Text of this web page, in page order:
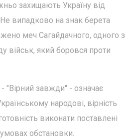
захищають Україну від
Не випадково на знак берета
меч Сагайдачного, одного з
військ, який боровся проти
- "Вірний завжди" - означає
народові, вірність
виконати поставлені
обстановки.